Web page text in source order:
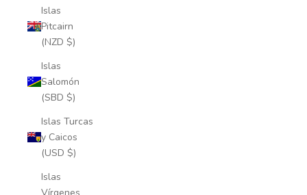
Islas
Pitcairn
(NZD $)
Islas
Salomón
(SBD $)
Islas Turcas
y Caicos
(USD $)
Islas